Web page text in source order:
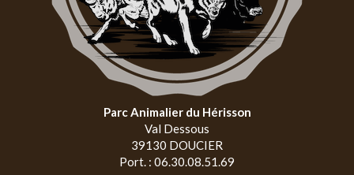
Parc Animalier du Hérisson
Val Dessous
39130 DOUCIER
Port. : 06.30.08.51.69